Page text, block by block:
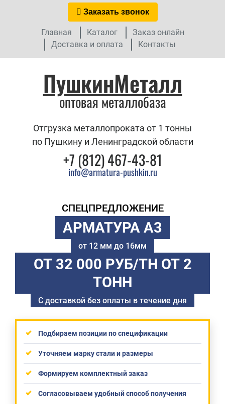
Заказать звонок
Главная Каталог
Заказ онлайн
Доставка и оплата
Контакты
ПушкинМеталл
оптовая металлобаза
Отгрузка металлопроката от 1 тонны
по Пушкину и Ленинградской области
+7 (812) 467-43-81
info@armatura-pushkin.ru
СПЕЦПРЕДЛОЖЕНИЕ
АРМАТУРА А3
от 12 мм до 16мм
ОТ 32 000 РУБ/ТН ОТ 2
ТОНН
С доставкой без оплаты в течение дня
Подбираем позиции по спецификации
Уточняем марку стали и размеры
Формируем комплектный заказ
Согласовываем удобный способ получения